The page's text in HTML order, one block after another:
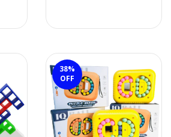
38%
OFF